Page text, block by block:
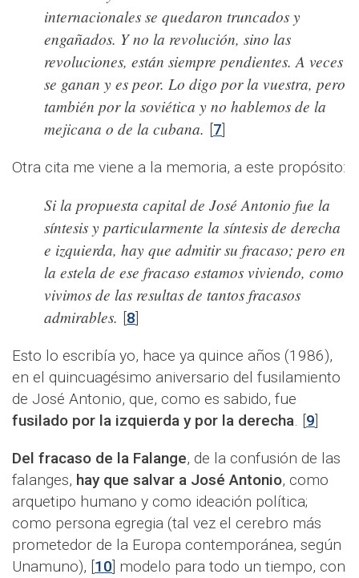
internacionales se quedaron truncados y
engañados. Y no la revolución, sino las
revoluciones, están siempre pendientes. A veces
se ganan y es peor. Lo digo por la vuestra, pero
también por la soviética y no hablemos de la
mejicana o de la cubana. [7]
Otra cita me viene a la memoria, a este propósito:
Si la propuesta capital de José Antonio fue la
síntesis y particularmente la síntesis de derecha
e izquierda, hay que admitir su fracaso; pero en
la estela de ese fracaso estamos viviendo, como
vivimos de las resultas de tantos fracasos
admirables. [8]
Esto lo escribía yo, hace ya quince años (1986),
en el quincuagésimo aniversario del fusilamiento
de José Antonio, que, como es sabido, fue
fusilado por la izquierda y por la derecha. [9]
Del fracaso de la Falange, de la confusión de las
falanges, hay que salvar a José Antonio, como
arquetipo humano y como ideación política;
como persona egregia (tal vez el cerebro más
prometedor de la Europa contemporánea, según
Unamuno), [10] modelo para todo un tiempo, con